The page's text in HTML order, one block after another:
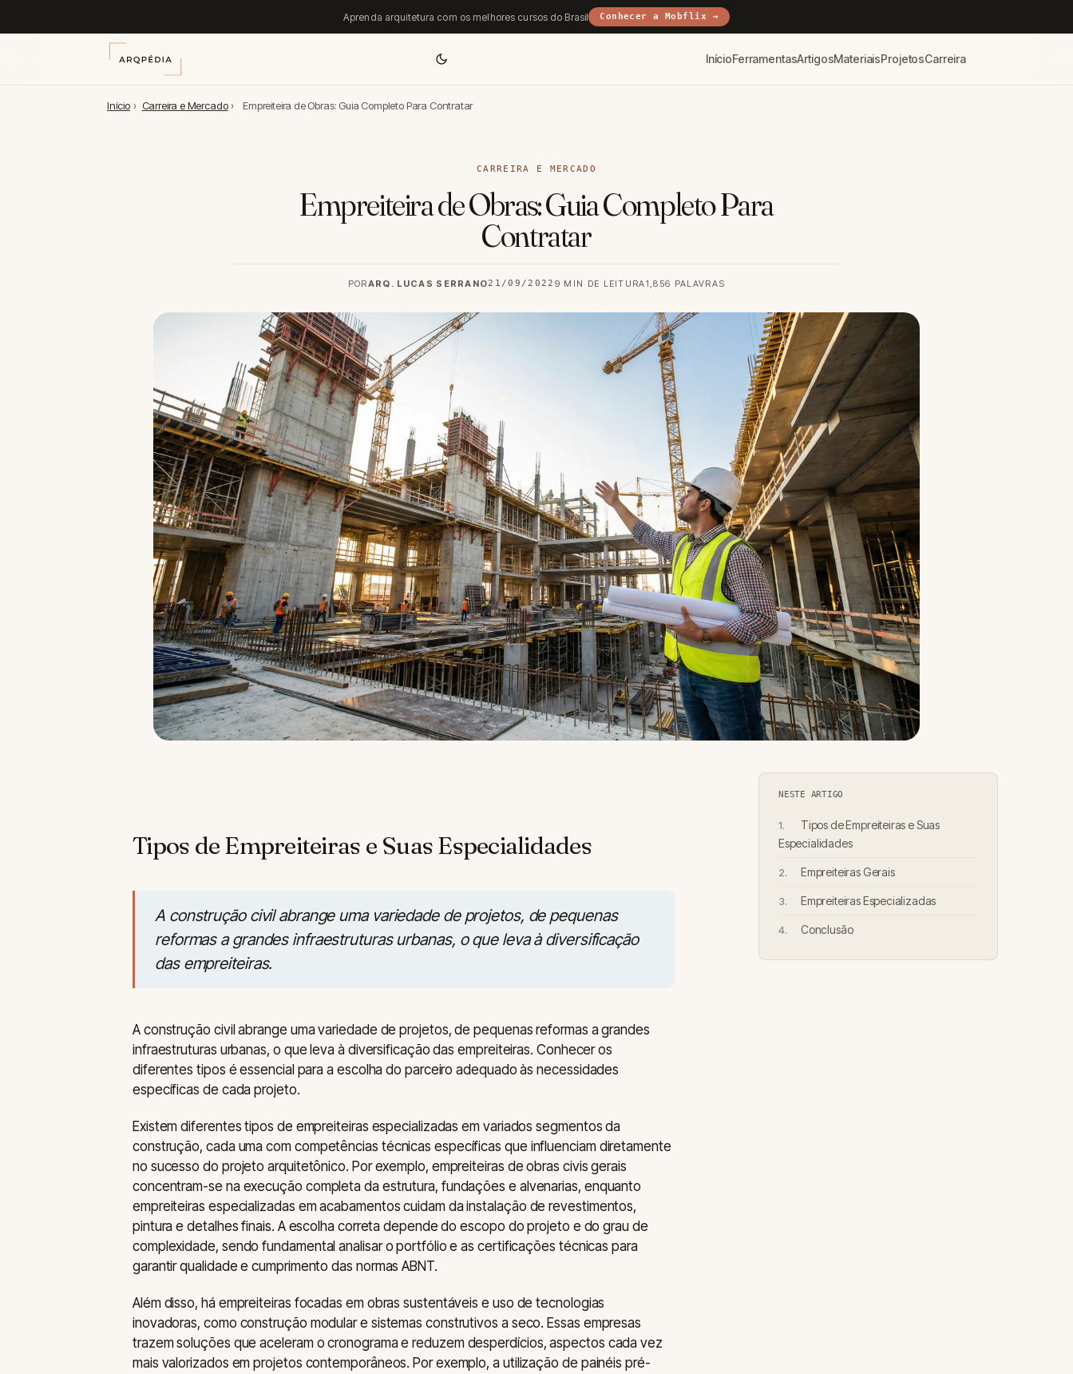
Aprenda arquitetura com os melhores cursos do Brasil Conhecer a Mobflix →
InícioFerramentasArtigosMateriaisProjetosCarreira
Início › Carreira e Mercado › Empreiteira de Obras: Guia Completo Para Contratar
CARREIRA E MERCADO
Empreiteira de Obras: Guia Completo Para
Contratar
PORARQ. LUCAS SERRANO21/09/2022 9 MIN DE LEITURA1,856 PALAVRAS
Tipos de Empreiteiras e Suas Especialidades
A construção civil abrange uma variedade de projetos, de pequenas
reformas a grandes infraestruturas urbanas, o que leva à diversificação
das empreiteiras.
A construção civil abrange uma variedade de projetos, de pequenas reformas a grandes
infraestruturas urbanas, o que leva à diversificação das empreiteiras. Conhecer os
diferentes tipos é essencial para a escolha do parceiro adequado às necessidades
específicas de cada projeto.
Existem diferentes tipos de empreiteiras especializadas em variados segmentos da
construção, cada uma com competências técnicas específicas que influenciam diretamente
no sucesso do projeto arquitetônico. Por exemplo, empreiteiras de obras civis gerais
concentram-se na execução completa da estrutura, fundações e alvenarias, enquanto
empreiteiras especializadas em acabamentos cuidam da instalação de revestimentos,
pintura e detalhes finais. A escolha correta depende do escopo do projeto e do grau de
complexidade, sendo fundamental analisar o portfólio e as certificações técnicas para
garantir qualidade e cumprimento das normas ABNT.
Além disso, há empreiteiras focadas em obras sustentáveis e uso de tecnologias
inovadoras, como construção modular e sistemas construtivos a seco. Essas empresas
trazem soluções que aceleram o cronograma e reduzem desperdícios, aspectos cada vez
mais valorizados em projetos contemporâneos. Por exemplo, a utilização de painéis pré-
NESTE ARTIGO
Tipos de Empreiteiras e Suas
Especialidades
Empreiteiras Gerais
Empreiteiras Especializadas
Conclusão